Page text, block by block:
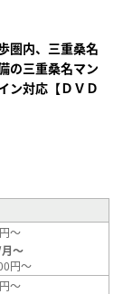
圏内、三重桑名
の三重桑名マン
ン対応【ＤＶＤ
～
～
円～
～